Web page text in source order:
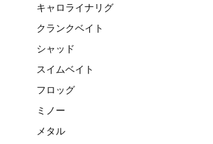
キャロライナリグ
クランクベイト
シャッド
スイムベイト
フロッグ
ミノー
メタル